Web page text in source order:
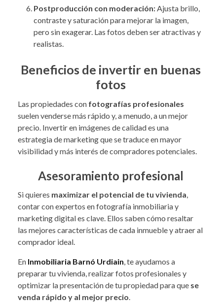
Postproducción con moderación:Ajusta brillo,
contraste y saturación para mejorar la imagen,
pero sin exagerar. Las fotos deben ser atractivas y
realistas.
Beneficios de invertir en buenas
fotos
Las propiedades con fotografías profesionales
suelen venderse más rápido y, a menudo, a un mejor
precio. Invertir en imágenes de calidad es una
estrategia de marketing que se traduce en mayor
visibilidad y más interés de compradores potenciales.
Asesoramiento profesional
Si quieres maximizar el potencial de tu vivienda,
contar con expertos en fotografía inmobiliaria y
marketing digital es clave. Ellos saben cómo resaltar
las mejores características de cada inmueble y atraer al
comprador ideal.
En Inmobiliaria Barnó Urdiain, te ayudamos a
preparar tu vivienda, realizar fotos profesionales y
optimizar la presentación de tu propiedad para que se
venda rápido y al mejor precio.